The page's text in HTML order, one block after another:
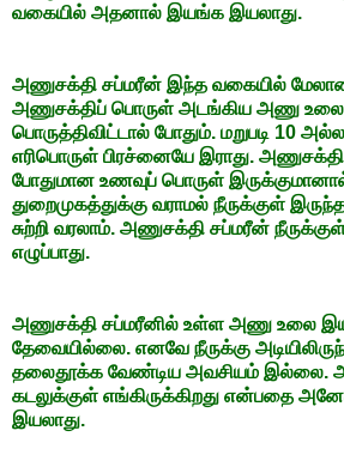
வகையில் அதனால் இயங்க இயலாது.
அணுசக்தி சப்மரீன் இந்த வகையில்
அணுசக்திப் பொருள் அடங்கிய அணு
பொருத்திவிட்டால் போதும். மறுபடி 10
எரிபொருள் பிரச்னையே இராது.
போதுமான உணவுப் பொருள்
துறைமுகத்துக்கு வராமல் நீருக்குள்
சுற்றி வரலாம். அணுசக்தி சப்மரீன்
எழுப்பாது.
அணுசக்தி சப்மரீனில் உள்ள அணு உலை
தேவையில்லை. எனவே நீருக்கு
தலைதூக்க வேண்டிய அவசியம் இல்லை.
கடலுக்குள் எங்கிருக்கிறது என்பதை
இயலாது.